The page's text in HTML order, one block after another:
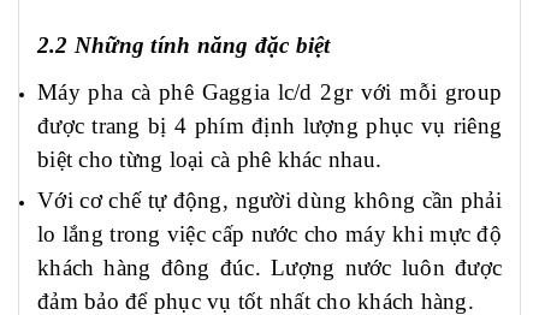
2.2 Những tính năng đặc biệt
Máy pha cà phê Gaggia lc/d 2gr với mỗi group
được trang bị 4 phím định lượng phục vụ riêng
biệt cho từng loại cà phê khác nhau.
Với cơ chế tự động, người dùng không cần phải
lo lắng trong việc cấp nước cho máy khi mực độ
khách hàng đông đúc. Lượng nước luôn được
đảm bảo để phục vụ tốt nhất cho khách hàng.